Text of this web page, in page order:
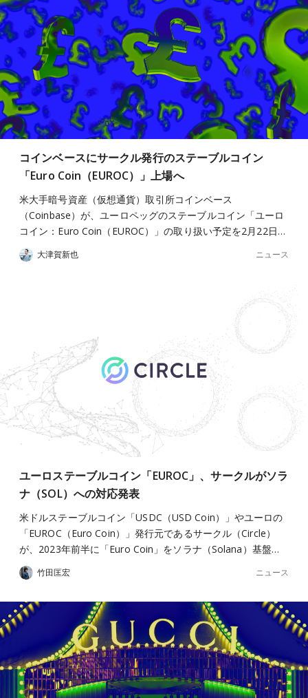
コインベースにサークル発行のステーブルコイン
「Euro Coin（EUROC）」上場へ
米大手暗号資産（仮想通貨）取引所コインベース
（Coinbase）が、ユーロペッグのステーブルコイン「ユーロ
コイン：Euro Coin（EUROC）」の取り扱い予定を2月22日…
大津賀新也 ニュース
ユーロステーブルコイン「EUROC」、サークルがソラ
ナ（SOL）への対応発表
米ドルステーブルコイン「USDC（USD Coin）」やユーロの
「EUROC（Euro Coin）」発行元であるサークル（Circle）
が、2023年前半に「Euro Coin」をソラナ（Solana）基盤…
竹田匡宏 ニュース